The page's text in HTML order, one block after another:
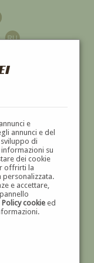
e
annunci e del
di
su
dei cookie
offrirti la
personalizzata.
e accettare,
Policy cookieed
E '900